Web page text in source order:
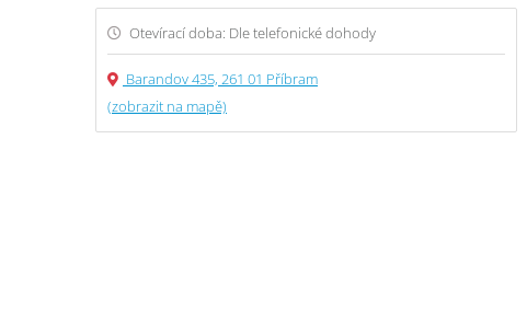
Otevírací doba: Dle telefonické dohody
Barandov 435, 261 01 Příbram
(zobrazit na mapě)